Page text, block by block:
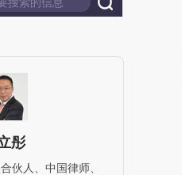
彤
伙人、中国律师、